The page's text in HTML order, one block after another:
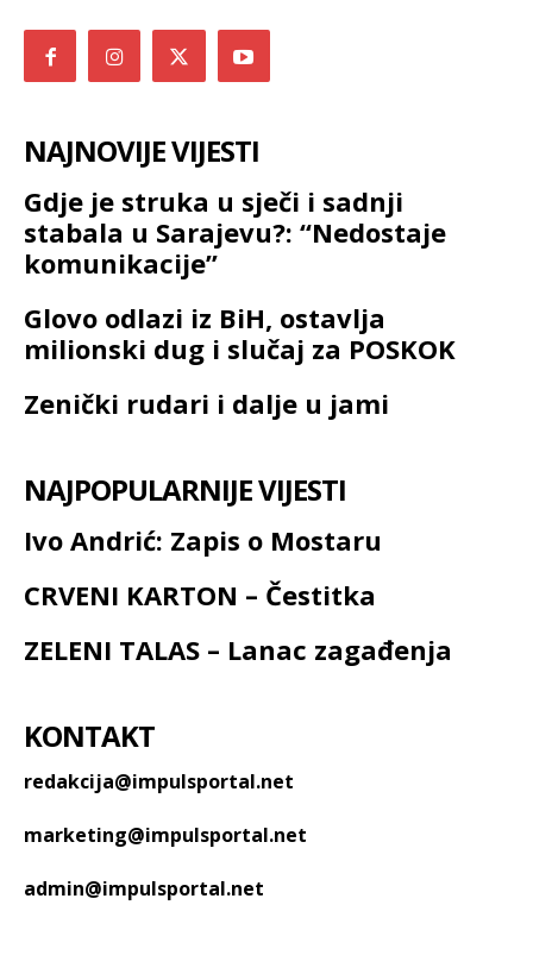
NAJNOVIJE VIJESTI
Gdje je struka u sječi i sadnji
stabala u Sarajevu?: “Nedostaje
komunikacije”
Glovo odlazi iz BiH, ostavlja
milionski dug i slučaj za POSKOK
Zenički rudari i dalje u jami
NAJPOPULARNIJE VIJESTI
Ivo Andrić: Zapis o Mostaru
CRVENI KARTON – Čestitka
ZELENI TALAS – Lanac zagađenja
KONTAKT
redakcija@impulsportal.net
marketing@impulsportal.net
admin@impulsportal.net